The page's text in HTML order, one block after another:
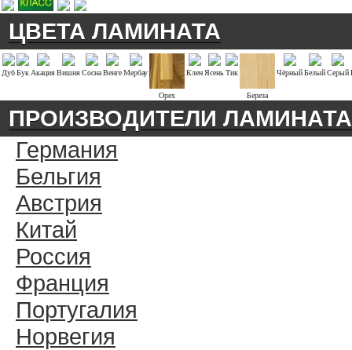
ЦВЕТА ЛАМИНАТА
ДубБук АкацияВишняСоснаВенгеМербау
Орех
Клен ЯсеньТик
Береза
ЧёрныйБелыйСерый
ПРОИЗВОДИТЕЛИ ЛАМИНАТА
Германия
Бельгия
Австрия
Китай
Россия
Франция
Португалия
Норвегия